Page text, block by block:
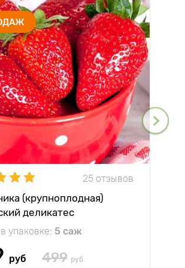
25 отзывов
(крупноплодная)
деликатес
упаковке: 5 саж
руб 499 руб